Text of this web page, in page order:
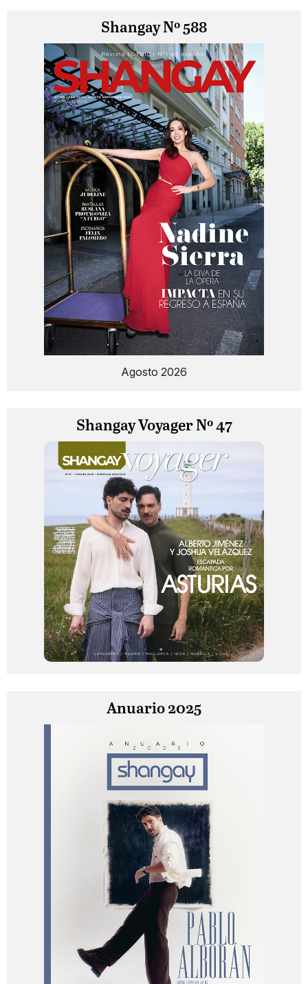
Shangay Nº 588
Agosto 2026
Shangay Voyager Nº 47
Anuario 2025